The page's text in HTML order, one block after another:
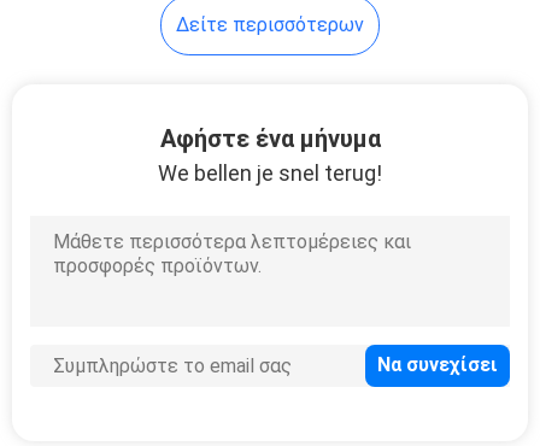
καπνών
UV εξαγνιστής
αέρα
Δείτε περισσότερων
Αφήστε ένα μήνυμα
We bellen je snel terug!